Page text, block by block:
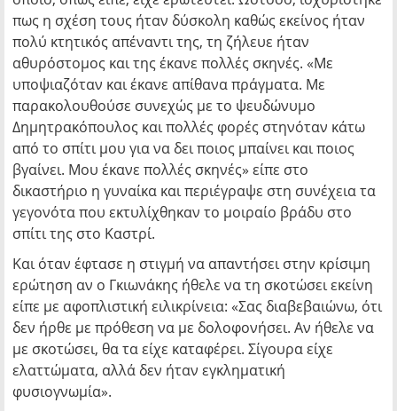
πως η σχέση τους ήταν δύσκολη καθώς εκείνος ήταν
πολύ κτητικός απέναντι της, τη ζήλευε ήταν
αθυρόστομος και της έκανε πολλές σκηνές. «Με
υποψιαζόταν και έκανε απίθανα πράγματα. Με
παρακολουθούσε συνεχώς με το ψευδώνυμο
Δημητρακόπουλος και πολλές φορές στηνόταν κάτω
από το σπίτι μου για να δει ποιος μπαίνει και ποιος
βγαίνει. Μου έκανε πολλές σκηνές» είπε στο
δικαστήριο η γυναίκα και περιέγραψε στη συνέχεια τα
γεγονότα που εκτυλίχθηκαν το μοιραίο βράδυ στο
σπίτι της στο Καστρί.
Και όταν έφτασε η στιγμή να απαντήσει στην κρίσιμη
ερώτηση αν ο Γκιωνάκης ήθελε να τη σκοτώσει εκείνη
είπε με αφοπλιστική ειλικρίνεια: «Σας διαβεβαιώνω, ότι
δεν ήρθε με πρόθεση να με δολοφονήσει. Αν ήθελε να
με σκοτώσει, θα τα είχε καταφέρει. Σίγουρα είχε
ελαττώματα, αλλά δεν ήταν εγκληματική
φυσιογνωμία».